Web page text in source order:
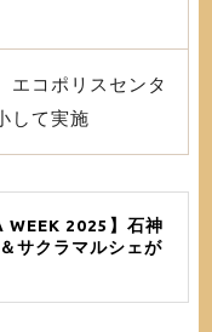
エコポリスセンタ
して実施
WEEK 2025】石神
サクラマルシェが